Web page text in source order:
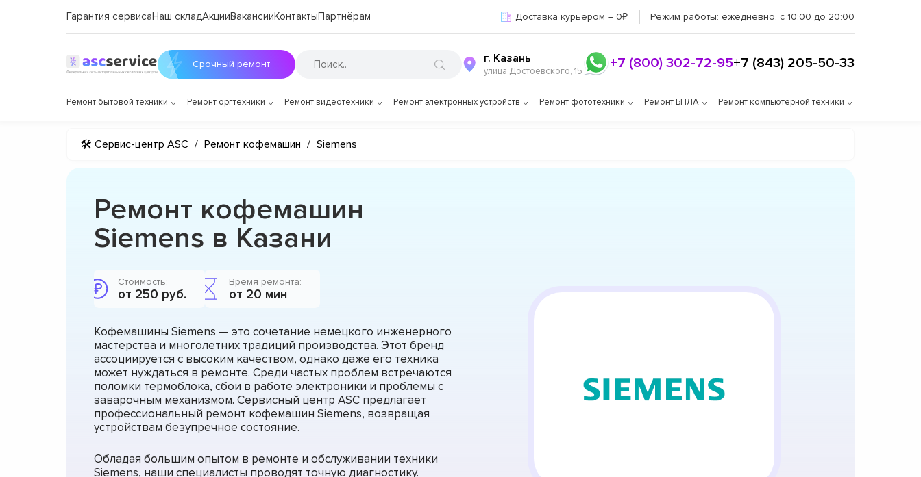
Гарантия сервисаНаш складАкцииВакансииКонтактыПартнёрам Доставка курьером – 0₽ Режим работы: ежедневно, с 10:00 до 20:00
Срочный ремонт г. Казань
улица Достоевского, 15 +7 (800) 302-72-95+7 (843) 205-50-33
Ремонт бытовой техники Ремонт оргтехники Ремонт видеотехники Ремонт электронных устройств Ремонт фототехники Ремонт БПЛА Ремонт компьютерной техники
🛠 Сервис-центр ASC / Ремонт кофемашин / Siemens
Ремонт кофемашин
Siemens в Казани
Стоимость:
от 250 руб.
Время ремонта:
от 20 мин
Кофемашины Siemens — это сочетание немецкого инженерного
мастерства и многолетних традиций производства. Этот бренд
ассоциируется с высоким качеством, однако даже его техника
может нуждаться в ремонте. Среди частых проблем встречаются
поломки термоблока, сбои в работе электроники и проблемы с
заварочным механизмом. Сервисный центр ASC предлагает
профессиональный ремонт кофемашин Siemens, возвращая
устройствам безупречное состояние.
Обладая большим опытом в ремонте и обслуживании техники
Siemens, наши специалисты проводят точную диагностику.